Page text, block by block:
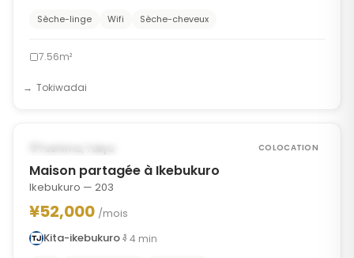
Sèche-linge Wifi Sèche-cheveux
7.56m²
Tokiwadai
Toshima, Tokyo COLOCATION
Maison partagée à Ikebukuro
Ikebukuro — 203
¥52,000 /mois
Kita-ikebukuro
4 min